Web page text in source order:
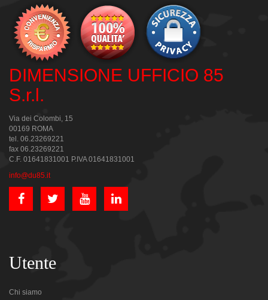
DIMENSIONE UFFICIO 85
S.r.l.
Via dei Colombi, 15
00169 ROMA
tel. 06.23269221
fax 06.23269221
C.F. 01641831001 P.IVA 01641831001
info@du85.it
Utente
Chi siamo